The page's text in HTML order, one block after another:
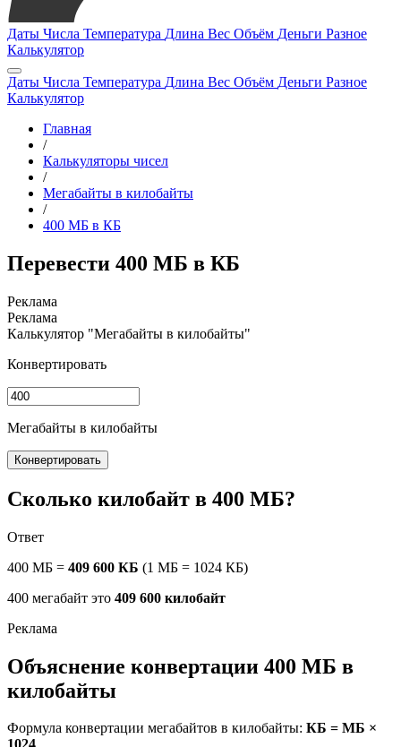
Даты Числа Температура Длина Вес Объём Деньги Разное
Калькулятор
Даты Числа Температура Длина Вес Объём Деньги Разное
Калькулятор
Главная
/
Калькуляторы чисел
/
Мегабайты в килобайты
/
400 МБ в КБ
Перевести 400 МБ в КБ
Калькулятор "Мегабайты в килобайты"
Конвертировать
Мегабайты в килобайты
Конвертировать
Сколько килобайт в 400 МБ?
Ответ
400 МБ = 409 600 КБ (1 МБ = 1024 КБ)
400 мегабайт это 409 600 килобайт
Объяснение конвертации 400 МБ в
килобайты
Формула конвертации мегабайтов в килобайты: КБ = МБ ×